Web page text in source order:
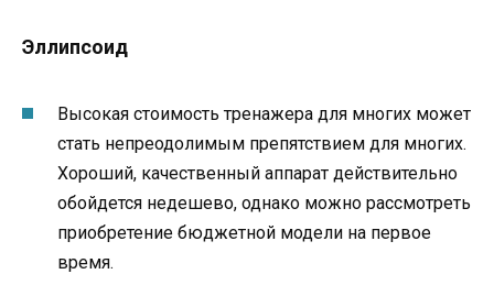
Эллипсоид
Высокая стоимость тренажера для многих может
стать непреодолимым препятствием для многих.
Хороший, качественный аппарат действительно
обойдется недешево, однако можно рассмотреть
приобретение бюджетной модели на первое
время.